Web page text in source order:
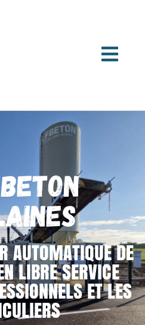
AUTOMATIQUE DE
LIBRE SERVICE
ET LES